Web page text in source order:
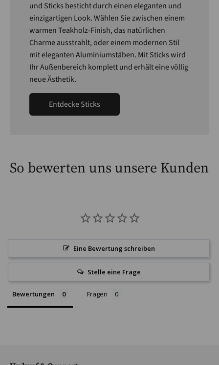
und Sticks besticht durch einen eleganten und
einzigartigen Look. Wählen Sie zwischen einem
warmen Teakholz-Finish, das natürlichen
Charme ausstrahlt, oder einem modernen Stil
mit eleganten Aluminiumstäben. Mit Sticks wird
Ihr Außenbereich komplett und erhält eine völlig
neue Ästhetik.
Entdecke Sticks
So bewerten uns unsere Kunden
Eine Bewertung schreiben
Stelle eine Frage
Bewertungen Fragen